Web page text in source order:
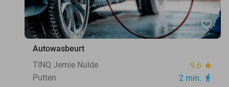
favorite_border
Autowasbeurt
TINQ Jemie Nulde
9.6 star
Putten 2 min. directions_walk